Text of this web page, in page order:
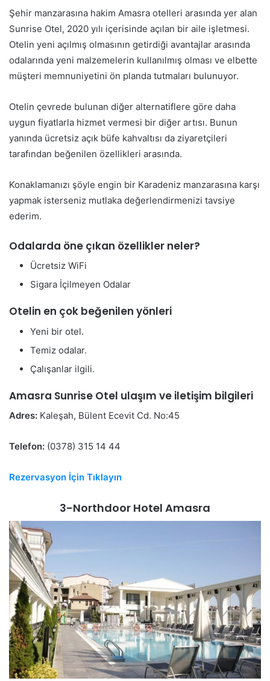
Şehir manzarasına hakim Amasra otelleri arasında yer alan
Sunrise Otel, 2020 yılı içerisinde açılan bir aile işletmesi.
Otelin yeni açılmış olmasının getirdiği avantajlar arasında
odalarında yeni malzemelerin kullanılmış olması ve elbette
müşteri memnuniyetini ön planda tutmaları bulunuyor.
Otelin çevrede bulunan diğer alternatiflere göre daha
uygun fiyatlarla hizmet vermesi bir diğer artısı. Bunun
yanında ücretsiz açık büfe kahvaltısı da ziyaretçileri
tarafından beğenilen özellikleri arasında.
Konaklamanızı şöyle engin bir Karadeniz manzarasına karşı
yapmak isterseniz mutlaka değerlendirmenizi tavsiye
ederim.
Odalarda öne çıkan özellikler neler?
Ücretsiz WiFi
Sigara İçilmeyen Odalar
Otelin en çok beğenilen yönleri
Yeni bir otel.
Temiz odalar.
Çalışanlar ilgili.
Amasra Sunrise Otel ulaşım ve iletişim bilgileri
Adres: Kaleşah, Bülent Ecevit Cd. No:45
Telefon: (0378) 315 14 44
Rezervasyon İçin Tıklayın
3-Northdoor Hotel Amasra